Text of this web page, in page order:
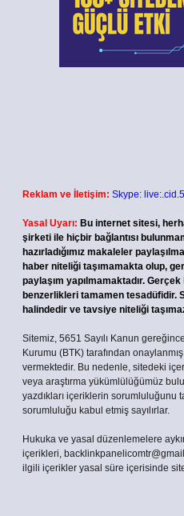
Reklam ve İletişim: Skype:
Yasal Uyarı: Bu internet sitesi,
şirketi ile hiçbir bağlantısı
hazırladığımız makaleler
haber niteliği taşımamakta olup,
paylaşım yapılmamaktadır.
benzerlikleri tamamen tesadüfidir.
halindedir ve tavsiye niteliği
Sitemiz, 5651 Sayılı Kanun
Kurumu (BTK) tarafından
vermektedir. Bu nedenle, sitedeki
veya araştırma yükümlülüğümüz
yazdıkları içeriklerin sorumluluğunu
sorumluluğu kabul etmiş sayılırlar.
Hukuka ve yasal düzenlemelere
içerikleri,
ilgili içerikler yasal süre içerisinde